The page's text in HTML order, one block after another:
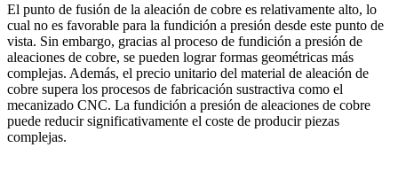
El punto de fusión de la aleación de cobre es relativamente alto, lo
cual no es favorable para la fundición a presión desde este punto de
vista. Sin embargo, gracias al proceso de fundición a presión de
aleaciones de cobre, se pueden lograr formas geométricas más
complejas. Además, el precio unitario del material de aleación de
cobre supera los procesos de fabricación sustractiva como el
mecanizado CNC. La fundición a presión de aleaciones de cobre
puede reducir significativamente el coste de producir piezas
complejas.